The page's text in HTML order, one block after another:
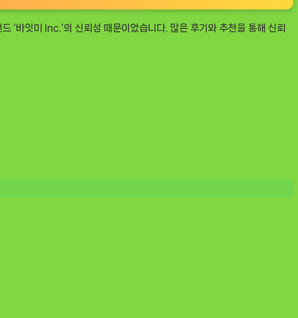
‘바잇미 Inc.’의 신뢰성 때문이었습니다. 많은 후기와 추천을 통해 신뢰